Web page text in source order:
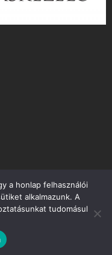
a honlap felhasználói
alkalmazunk. A
tudomásul